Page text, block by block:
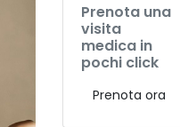
Prenota una
visita
medica in
pochi click
Prenota ora